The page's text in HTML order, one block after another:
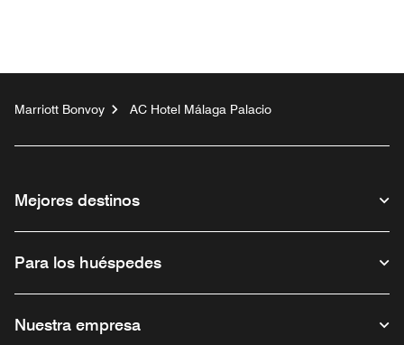
Marriott Bonvoy AC Hotel Málaga Palacio
Mejores destinos
Para los huéspedes
Nuestra empresa